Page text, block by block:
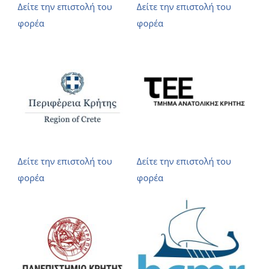
Δείτε την επιστολή του
φορέα
Δείτε την επιστολή του
φορέα
Δείτε την επιστολή του
φορέα
Δείτε την επιστολή του
φορέα